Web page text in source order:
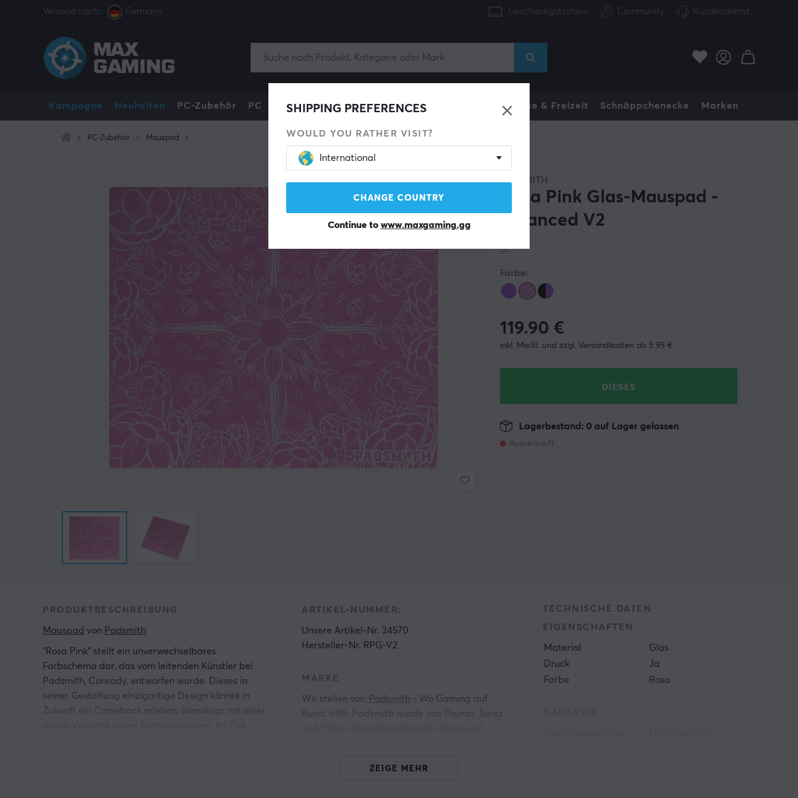
Versand nach: Germany Geschenkgutschein Community Kundendienst
Kampagne Neuheiten PC-Zubehör PC Konsole Gaming-Stühle Handyzubehör Zuhause & Freizeit Schnäppchenecke Marken
SHIPPING PREFERENCES
WOULD YOU RATHER VISIT?
International
CHANGE COUNTRY
Continue to www.maxgaming.gg
PC-Zubehör Mauspad
PADSMITH
Rosa Pink Glas-Mauspad -
Balanced V2
(3)
Farbe:
119.90 €
inkl. MwSt. und zzgl. Versandkosten ab 5.95 €
DIESES
Ausverkauft
Lagerbestand: 0 auf Lager gelassen
PRODUKTBESCHREIBUNG
Mauspad von Padsmith
"Rosa Pink" stellt ein unverwechselbares
Farbschema dar, das vom leitenden Künstler bei
Padsmith, Conrady, entworfen wurde. Dieses in
seiner Gestaltung einzigartige Design könnte in
Zukunft ein Comeback erleben, allerdings mit einer
ARTIKEL-NUMMER:
Unsere Artikel-Nr. 34570
Hersteller-Nr. RPG-V2
MARKE
Wir stellen vor: Padsmith - Wo Gaming auf
Kunst trifft. Padsmith wurde von Thump, Tunez
außergewöhnlicher Qualität und
TECHNISCHE DATEN
EIGENSCHAFTEN
Material
Glas
Druck
Ja
Farbe
Rosa
ZEIGE MEHR